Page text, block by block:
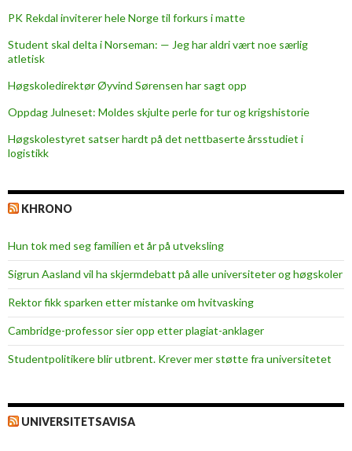
PK Rekdal inviterer hele Norge til forkurs i matte
Student skal delta i Norseman: — Jeg har aldri vært noe særlig
atletisk
Høgskoledirektør Øyvind Sørensen har sagt opp
Oppdag Julneset: Moldes skjulte perle for tur og krigshistorie
Høgskolestyret satser hardt på det nettbaserte årsstudiet i
logistikk
KHRONO
Hun tok med seg familien et år på utveksling
Sigrun Aasland vil ha skjerm­debatt på alle universiteter og høgskoler
Rektor fikk sparken etter mistanke om hvitvasking
Cambridge-professor sier opp etter plagiat-anklager
Studentpolitikere blir utbrent. Krever mer støtte fra universitetet
UNIVERSITETSAVISA